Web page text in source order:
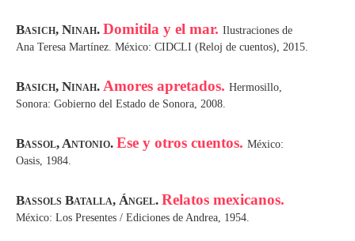
Basich, Ninah. Domitila y el mar. Ilustraciones de
Ana Teresa Martínez. México: CIDCLI (Reloj de cuentos), 2015.
Basich, Ninah. Amores apretados. Hermosillo,
Sonora: Gobierno del Estado de Sonora, 2008.
Bassol, Antonio. Ese y otros cuentos. México:
Oasis, 1984.
Bassols Batalla, Ángel. Relatos mexicanos.
México: Los Presentes / Ediciones de Andrea, 1954.